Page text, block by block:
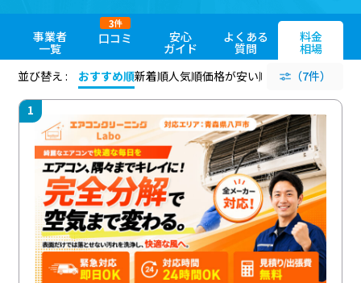
事業者
一覧
口コミ
3件
安心
ガイド
よくある
質問
料金
相場
並び替え :
おすすめ順新着順人気順価格が安い順 評価が高い順
（7件）
1